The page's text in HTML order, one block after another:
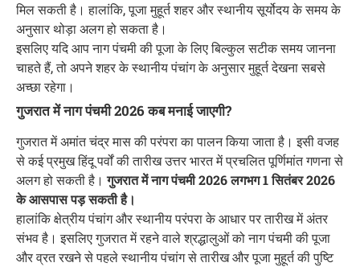
मिल सकती है। हालांकि, पूजा मुहूर्त शहर और स्थानीय सूर्योदय के समय के
अनुसार थोड़ा अलग हो सकता है।
इसलिए यदि आप नाग पंचमी की पूजा के लिए बिल्कुल सटीक समय जानना
चाहते हैं, तो अपने शहर के स्थानीय पंचांग के अनुसार मुहूर्त देखना सबसे
अच्छा रहेगा।
गुजरात में नाग पंचमी 2026 कब मनाई जाएगी?
गुजरात में अमांत चंद्र मास की परंपरा का पालन किया जाता है। इसी वजह
से कई प्रमुख हिंदू पर्वों की तारीख उत्तर भारत में प्रचलित पूर्णिमांत गणना से
अलग हो सकती है।गुजरात में नाग पंचमी 2026 लगभग 1 सितंबर 2026
के आसपास पड़ सकती है।
हालांकि क्षेत्रीय पंचांग और स्थानीय परंपरा के आधार पर तारीख में अंतर
संभव है। इसलिए गुजरात में रहने वाले श्रद्धालुओं को नाग पंचमी की पूजा
और व्रत रखने से पहले स्थानीय पंचांग से तारीख और पूजा मुहूर्त की पुष्टि